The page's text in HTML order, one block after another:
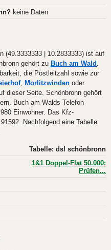
keine Daten
(49.3333333 | 10.2833333) ist auf
gehört zu Buch am Wald .
die Postleitzahl sowie zur
, Morlitzwinden oder
dieser Seite. Schönbronn gehört
Buch am Walds Telefon
Einwohner. Das Kfz-
Nachfolgend eine Tabelle
Tabelle: dsl schönbronn
1&1 Doppel-Flat 50.000:
Prüfen...